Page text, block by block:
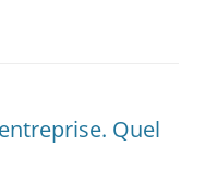
Quel